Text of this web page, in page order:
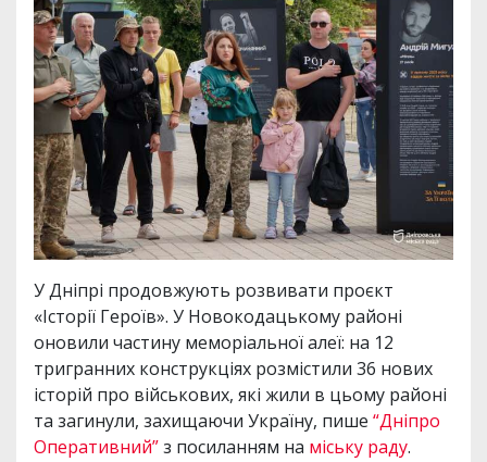
У Дніпрі продовжують розвивати проєкт
«Історії Героїв». У Новокодацькому районі
оновили частину меморіальної алеї: на 12
тригранних конструкціях розмістили 36 нових
історій про військових, які жили в цьому районі
та загинули, захищаючи Україну, пише “Дніпро
Оперативний”з посиланням на міську раду.